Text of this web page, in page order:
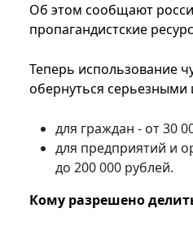
Об этом сообщают
пропагандистские
Теперь использование
обернуться
для граждан - от 30
для предприятий и
до 200 000 рублей.
Кому разрешено